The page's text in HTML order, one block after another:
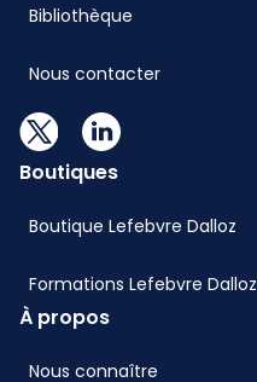
Bibliothèque
Nous contacter
Boutiques
Boutique Lefebvre Dalloz
Formations Lefebvre Dalloz
À propos
Nous connaître